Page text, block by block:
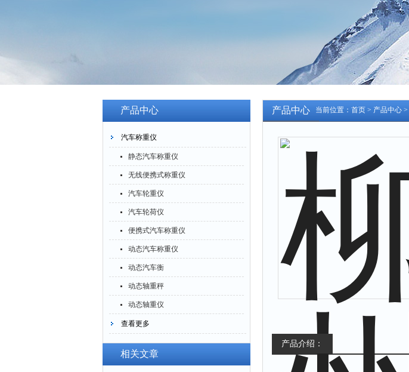
产品中心
汽车称重仪
静态汽车称重仪
无线便携式称重仪
汽车轮重仪
汽车轮荷仪
便携式汽车称重仪
动态汽车称重仪
动态汽车衡
动态轴重秤
动态轴重仪
查看更多
相关文章
当前位置： 首页 > 产品中心 >
产品中心
产品介绍：